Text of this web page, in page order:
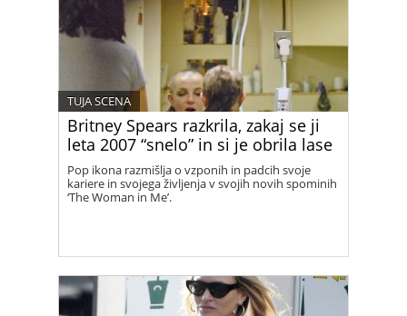
Britney Spears razkrila, zakaj se ji
leta 2007 “snelo” in si je obrila lase
TUJA SCENA
Pop ikona razmišlja o vzponih in padcih svoje
kariere in svojega življenja v svojih novih spominih
‘The Woman in Me’.